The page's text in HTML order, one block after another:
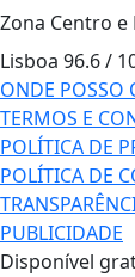
Zona Centro e
Lisboa 96.6 /
ONDE POSSO
TERMOS E
POLÍTICA DE
POLÍTICA DE
PUBLICIDADE
Disponível